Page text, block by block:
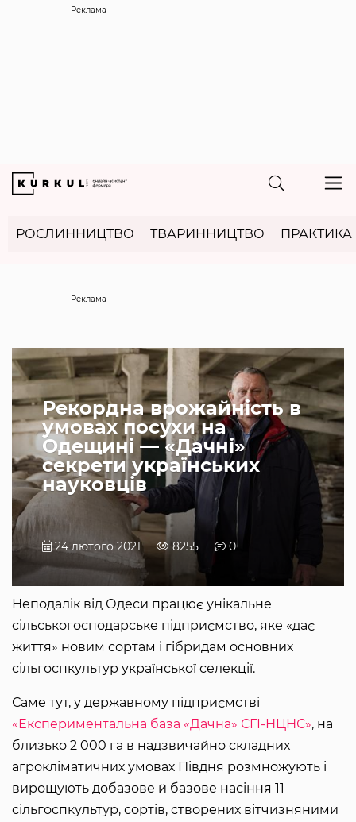
Реклама
РОСЛИННИЦТВО ТВАРИННИЦТВО ПРАКТИКА
Рекордна врожайність в
умовах посухи на
Одещині — «Дачні»
секрети українських
науковців
24 лютого 2021 8255 0
Неподалік від Одеси працює унікальне
сільськогосподарське підприємство, яке «дає
життя» новим сортам і гібридам основних
сільгоспкультур української селекції.
Саме тут, у державному підприємстві
«Експериментальна база «Дачна» СГІ-НЦНС», на
близько 2 000 га в надзвичайно складних
агрокліматичних умовах Півдня розмножують і
вирощують добазове й базове насіння 11
сільгоспкультур, сортів, створених вітчизняними
Реклама